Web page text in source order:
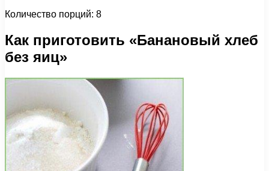
Количество порций: 8
Как приготовить «Банановый хлеб
без яиц»